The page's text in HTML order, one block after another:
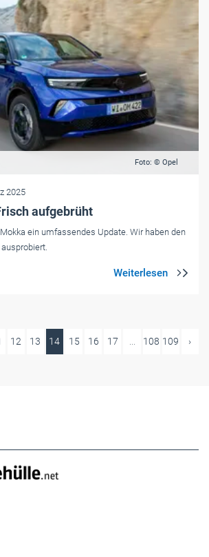
Foto: © Opel
2025
aufgebrüht
ein umfassendes Update. Wir haben den
12 13 14 15 16 17 ... 108 109 ›